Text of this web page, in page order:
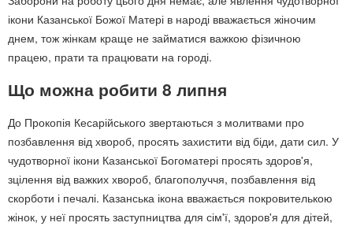
ікони Казанської Божої Матері в народі вважається жіночим
днем, тож жінкам краще не займатися важкою фізичною
працею, прати та працювати на городі.
Що можна робити 8 липня
До Прокопія Кесарійського звертаються з молитвами про
позбавлення від хвороб, просять захистити від біди, дати сил. У
чудотворної ікони Казанської Богоматері просять здоров'я,
зцілення від важких хвороб, благополуччя, позбавлення від
скорботи і печалі. Казанська ікона вважається покровителькою
жінок, у неї просять заступництва для сім'ї, здоров'я для дітей,